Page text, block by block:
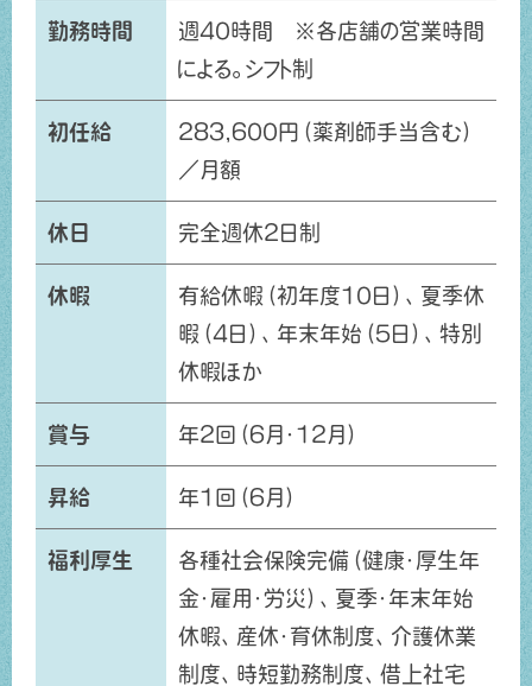
勤務時間
週40時間 ※各店舗の営業時間
による。シフト制
初任給
283,600円（薬剤師手当含む）
／月額
休日 完全週休2日制
休暇
有給休暇（初年度10日）、夏季休
暇（4日）、年末年始（5日）、特別
休暇ほか
賞与 年2回（6月・12月）
昇給 年1回（6月）
福利厚生
各種社会保険完備（健康・厚生年
金・雇用・労災）、夏季・年末年始
休暇、産休・育休制度、介護休業
制度、時短勤務制度、借上社宅